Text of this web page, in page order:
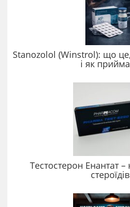
Stanozolol (Winstrol): що
і як
Тестостерон Енантат
стероїдів